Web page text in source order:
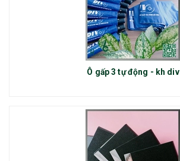
Ô gấp 3 tự động - kh div